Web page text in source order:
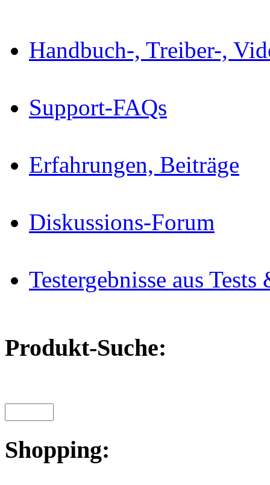
Handbuch-, Treiber-,
Support-FAQs
Erfahrungen, Beiträge
Diskussions-Forum
Testergebnisse aus
Produkt-Suche:
Shopping: